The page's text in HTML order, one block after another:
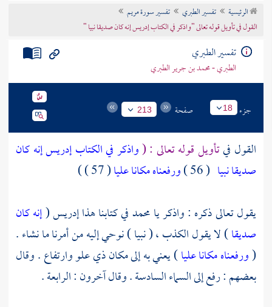
تراجم الأعلام
الرئيسية تفسير الطبري
تفسير سورة مريم
القول في تأويل قوله تعالى "واذكر في الكتاب إدريس إنه كان صديقا نبيا "
تفسير الطبري
الطبري - محمد بن جرير الطبري
جزء 18 صفحة 213
القول فيتأويل قوله تعالى : (واذكر في الكتاب إدريس إنه كان
صديقا نبيا ( 56 ) ورفعناه مكانا عليا( 57 ) )
يقول تعالى ذكره : واذكر يامحمدفي كتابنا هذاإدريس(إنه كان
صديقا) لا يقول الكذب ، ( نبيا ) نوحي إليه من أمرنا ما نشاء .
(ورفعناه مكانا عليا) يعني به إلى مكان ذي علو وارتفاع . وقال
بعضهم : رفع إلى السماء السادسة . وقال آخرون : الرابعة .